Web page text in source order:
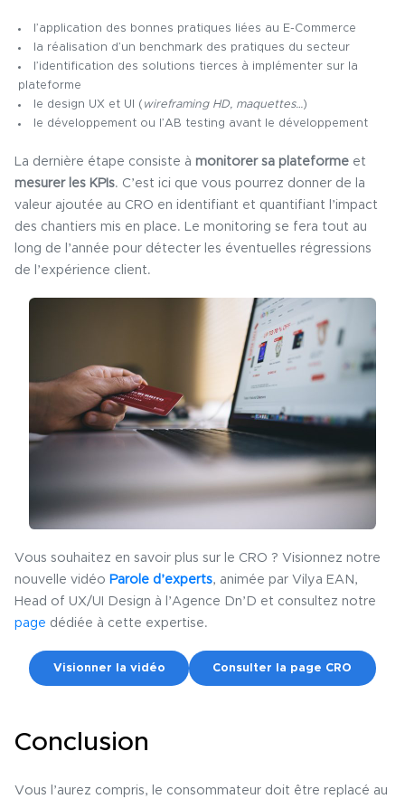
l’application des bonnes pratiques liées au E-Commerce
la réalisation d’un benchmark des pratiques du secteur
l’identification des solutions tierces à implémenter sur la
plateforme
le design UX et UI ( wireframing HD, maquettes…)
le développement ou l’AB testing avant le développement
La dernière étape consiste à monitorer sa plateforme et
mesurer les KPIs. C’est ici que vous pourrez donner de la
valeur ajoutée au CRO en identifiant et quantifiant l’impact
des chantiers mis en place. Le monitoring se fera tout au
long de l’année pour détecter les éventuelles régressions
de l’expérience client.
Vous souhaitez en savoir plus sur le CRO ? Visionnez notre
nouvelle vidéo Parole d’experts, animée par Vilya EAN,
Head of UX/UI Design à l’Agence Dn’D et consultez notre
page dédiée à cette expertise.
Visionner la vidéo Consulter la page CRO
Conclusion
Vous l’aurez compris, le consommateur doit être replacé au